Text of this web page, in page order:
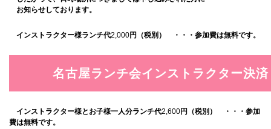
お知らせしております。
インストラクター様ランチ代2,000円（税別） ・・・参加費は無料です。
インストラクター様とお子様一人分ランチ代2,600円（税別） ・・・参加
費は無料です。